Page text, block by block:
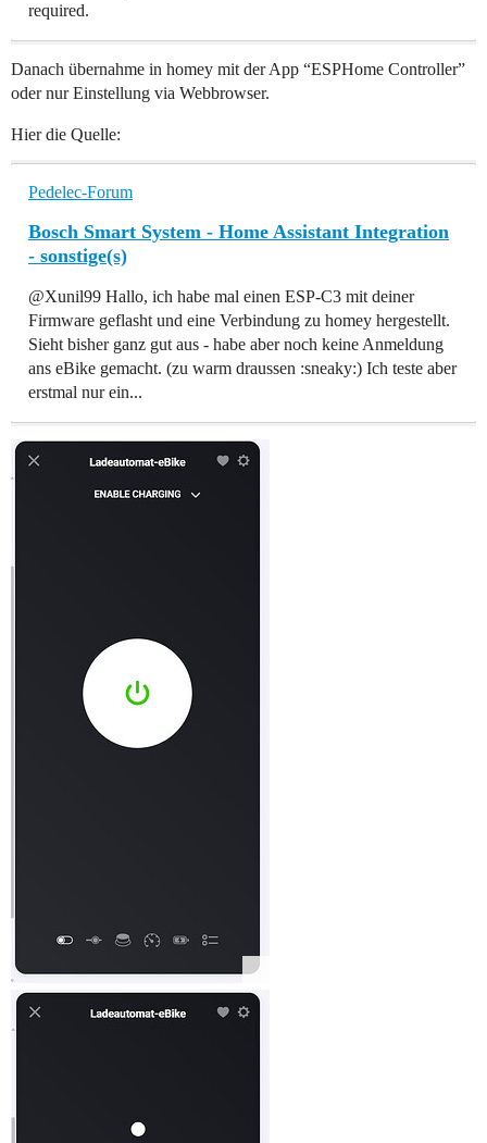
required.
Danach übernahme in homey mit der App “ESPHome Controller”
oder nur Einstellung via Webbrowser.
Hier die Quelle:
Pedelec-Forum
Bosch Smart System - Home Assistant Integration
- sonstige(s)
@Xunil99 Hallo, ich habe mal einen ESP-C3 mit deiner
Firmware geflasht und eine Verbindung zu homey hergestellt.
Sieht bisher ganz gut aus - habe aber noch keine Anmeldung
ans eBike gemacht. (zu warm draussen :sneaky:) Ich teste aber
erstmal nur ein...